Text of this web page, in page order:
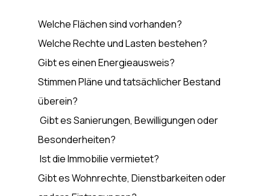
Welche Flächen sind vorhanden?
Welche Rechte und Lasten bestehen?
Gibt es einen Energieausweis?
Stimmen Pläne und tatsächlicher Bestand
überein?
Besonderheiten?
Ist die Immobilie vermietet?
Gibt es Wohnrechte, Dienstbarkeiten oder